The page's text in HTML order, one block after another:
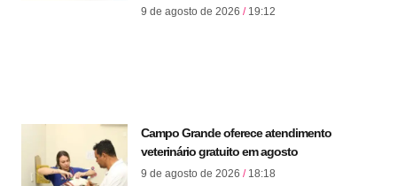
9 de agosto de 2026 19:12
Campo Grande oferece atendimento
veterinário gratuito em agosto
9 de agosto de 2026 18:18